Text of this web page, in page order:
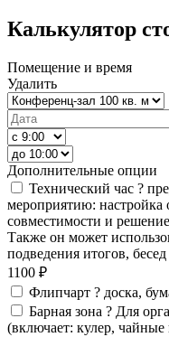
Калькулятор
Помещение и время
Удалить
Дополнительные опции
Технический час ?
мероприятию: настройка
совместимости и
Также он может
подведения итогов,
1100 ₽
Флипчарт ? доска,
Барная зона ? Для
(включает: кулер,